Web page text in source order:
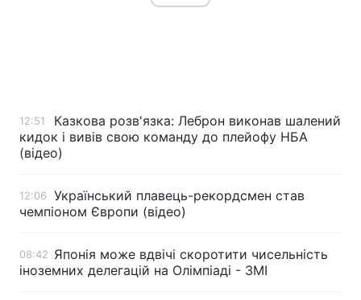
12:51
Казкова розв'язка: Леброн виконав шалений
кидок і вивів свою команду до плейофу НБА
(відео)
12:06
Український плавець-рекордсмен став
чемпіоном Європи (відео)
08:42 Японія може вдвічі скоротити чисельність
іноземних делегацій на Олімпіаді - ЗМІ